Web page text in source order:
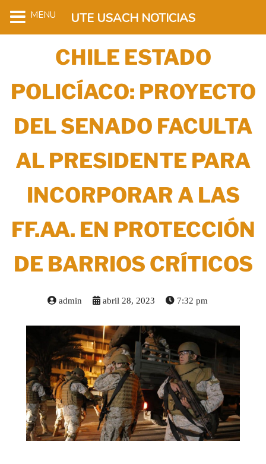
CHILE ESTADO
POLICÍACO: PROYECTO
DEL SENADO FACULTA
AL PRESIDENTE PARA
INCORPORAR A LAS
FF.AA. EN PROTECCIÓN
DE BARRIOS CRÍTICOS
admin abril 28, 2023 7:32 pm
MENU UTE USACH NOTICIAS